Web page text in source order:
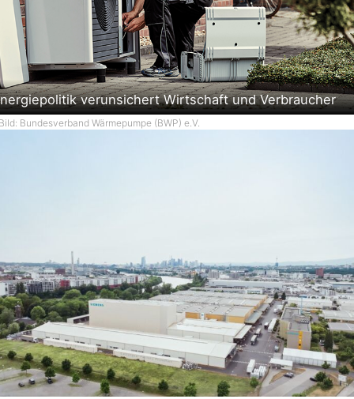
verunsichert Wirtschaft und Verbraucher
Bundesverband Wärmepumpe (BWP) e.V.